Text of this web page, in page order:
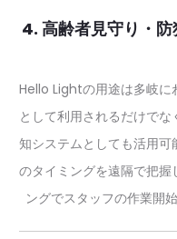
4. 高齢者見守り・
Hello Lightの用途は多岐に
として利用されるだけで
知システムとしても活用
のタイミングを遠隔で把握
ングでスタッフの作業開